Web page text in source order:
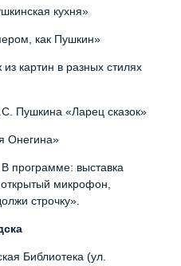
кухня»
как Пушкин»
картин в разных стилях
Пушкина «Ларец сказок»
Онегина»
программе: выставка
микрофон,
строчку».
Библиотека (ул.